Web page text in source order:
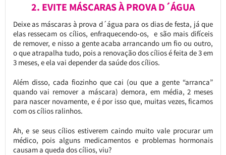
2. EVITE MÁSCARAS À PROVA D´ÁGUA
Deixe as máscaras à prova d´água para os dias de festa, já que
elas ressecam os cílios, enfraquecendo-os, e são mais difíceis
de remover, e nisso a gente acaba arrancando um fio ou outro,
o que atrapalha tudo, pois a renovação dos cílios é feita de 3 em
3 meses, e ela vai depender da saúde dos cílios.
Além disso, cada fiozinho que cai (ou que a gente “arranca”
quando vai remover a máscara) demora, em média, 2 meses
para nascer novamente, e é por isso que, muitas vezes, ficamos
com os cílios ralinhos.
Ah, e se seus cílios estiverem caindo muito vale procurar um
médico, pois alguns medicamentos e problemas hormonais
causam a queda dos cílios, viu?